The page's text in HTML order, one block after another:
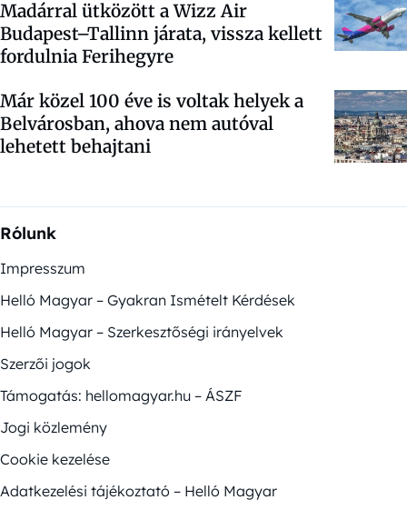
Madárral ütközött a Wizz Air
Budapest–Tallinn járata, vissza kellett
fordulnia Ferihegyre
Már közel 100 éve is voltak helyek a
Belvárosban, ahova nem autóval
lehetett behajtani
Rólunk
Impresszum
Helló Magyar – Gyakran Ismételt Kérdések
Helló Magyar – Szerkesztőségi irányelvek
Szerzői jogok
Támogatás: hellomagyar.hu – ÁSZF
Jogi közlemény
Cookie kezelése
Adatkezelési tájékoztató – Helló Magyar